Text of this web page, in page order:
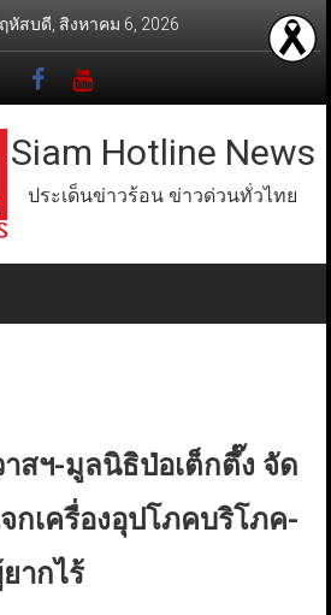
หัสบดี, สิงหาคม 6, 2026
Siam Hotline News
ประเด็นข่าวร้อน ข่าวด่วนทั่วไทย
สฯ-มูลนิธิป่อเต็กตึ๊ง จัด
กเครื่องอุปโภคบริโภค-
ากไร้